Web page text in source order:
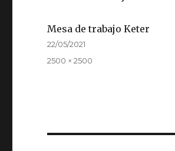
Mesa de trabajo Keter
Publicado
22/05/2021
Tamaño
2500 × 2500